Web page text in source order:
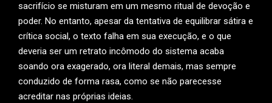
sacrifício se misturam em um mesmo ritual de devoção e
poder. No entanto, apesar da tentativa de equilibrar sátira e
crítica social, o texto falha em sua execução, e o que
deveria ser um retrato incômodo do sistema acaba
soando ora exagerado, ora literal demais, mas sempre
conduzido de forma rasa, como se não parecesse
acreditar nas próprias ideias.